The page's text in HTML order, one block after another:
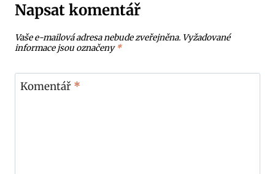
Napsat komentář
Vaše e-mailová adresa nebude zveřejněna. Vyžadované
informace jsou označeny*
Komentář *